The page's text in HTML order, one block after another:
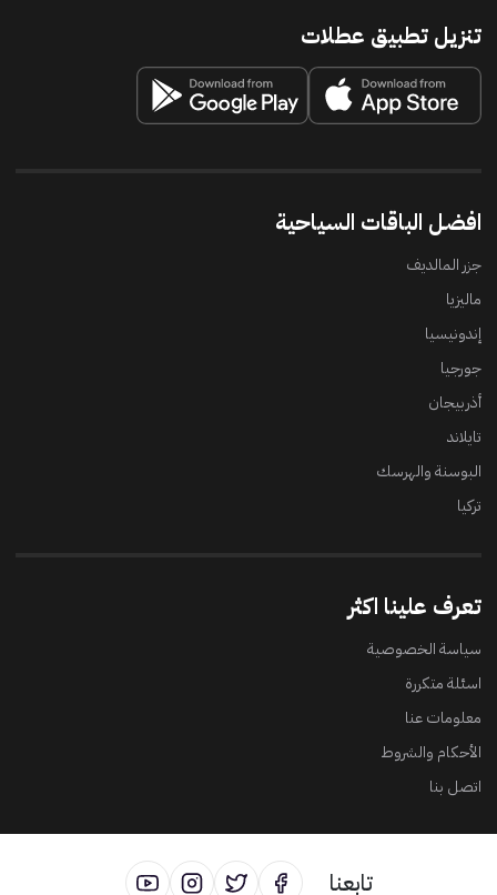
تنزيل تطبيق عطلات
افضل الباقات السياحية
جزر المالديف
ماليزيا
إندونيسيا
جورجيا
أذربيجان
تايلاند
البوسنة والهرسك
تركيا
تعرف علينا اكثر
سياسة الخصوصية
اسئلة متكررة
معلومات عنا
الأحكام والشروط
اتصل بنا
تابعنا